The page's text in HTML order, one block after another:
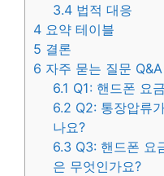
3.4 법적 대응
4 요약 테이블
5 결론
6 자주 묻는 질문 Q&A
6.1 Q1: 핸드폰 요
6.2 Q2: 통장압류
나요?
6.3 Q3: 핸드폰 요
은 무엇인가요?